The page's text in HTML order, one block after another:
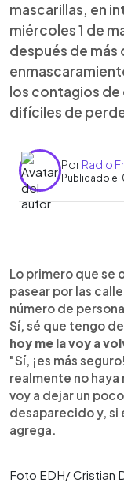
mascarillas, en
miércoles 1 de
después de más
los contagios de
difíciles de
PorRadio
Publicado el
Lo primero que se
pasear por las
número de
Sí, sé que tengo
hoy me la voy a
"Sí, ¡es más
realmente no haya
voy a dejar un
desaparecido y, si
agrega.
Foto EDH/ Cristian